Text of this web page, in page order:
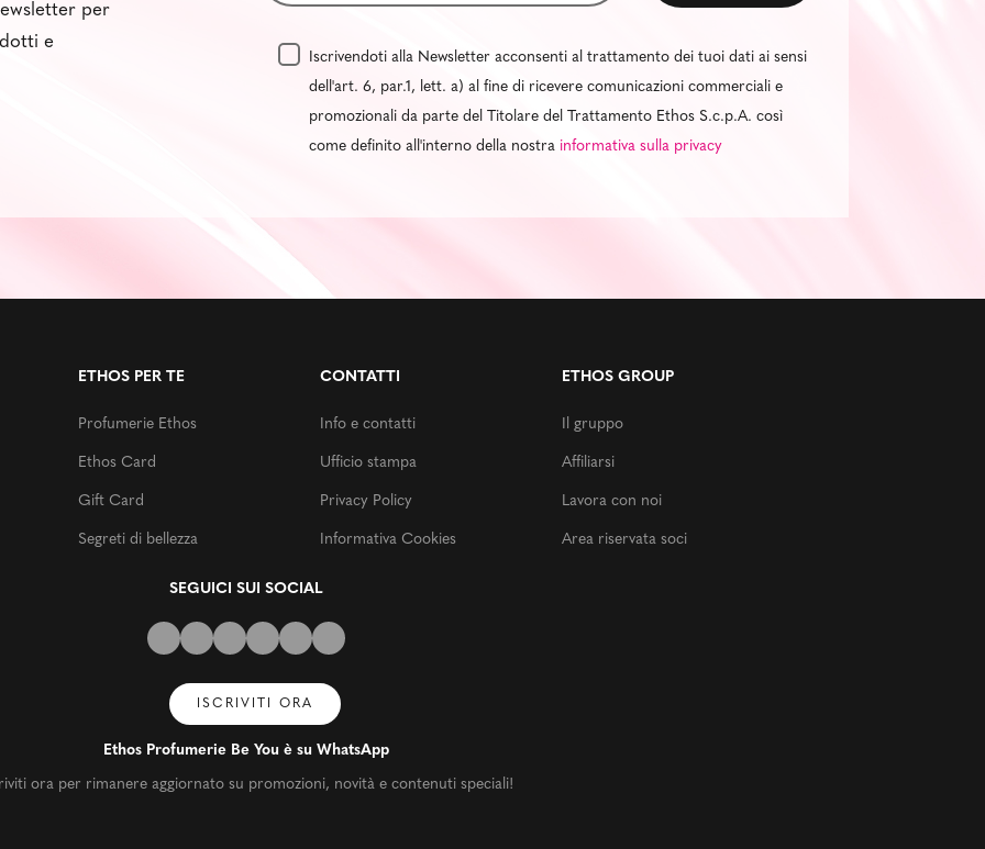
per
e
Iscrivendoti alla Newsletter acconsenti al trattamento dei tuoi dati ai sensi
dell'art. 6, par.1, lett. a) al fine di ricevere comunicazioni commerciali e
promozionali da parte del Titolare del Trattamento Ethos S.c.p.A. così
come definito all'interno della nostra informativa sulla privacy
ETHOS PER TE
Profumerie Ethos
Ethos Card
Gift Card
Segreti di bellezza
CONTATTI
Info e contatti
Ufficio stampa
Privacy Policy
Informativa Cookies
ETHOS GROUP
Il gruppo
Affiliarsi
Lavora con noi
Area riservata soci
SEGUICI SUI SOCIAL
ISCRIVITI ORA
Ethos Profumerie Be You è su WhatsApp
ora per rimanere aggiornato su promozioni, novità e contenuti speciali!